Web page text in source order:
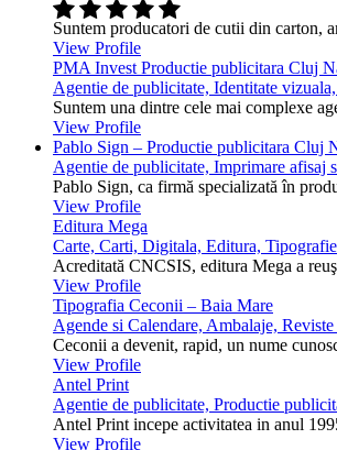
Suntem producatori de cutii din carton,
View Profile
PMA Invest Productie publicitara Cluj
Agentie de publicitate, Identitate
Suntem una dintre cele mai complexe
View Profile
Pablo Sign – Productie publicitara Cluj
Agentie de publicitate, Imprimare
Pablo Sign, ca firmă specializată în
View Profile
Editura Mega
Carte, Carti, Digitala, Editura, Tipografie
Acreditată CNCSIS, editura Mega a
View Profile
Tipografia Ceconii – Baia Mare
Agende si Calendare, Ambalaje,
Ceconii a devenit, rapid, un nume
View Profile
Antel Print
Agentie de publicitate, Productie
Antel Print incepe activitatea in anul
View Profile